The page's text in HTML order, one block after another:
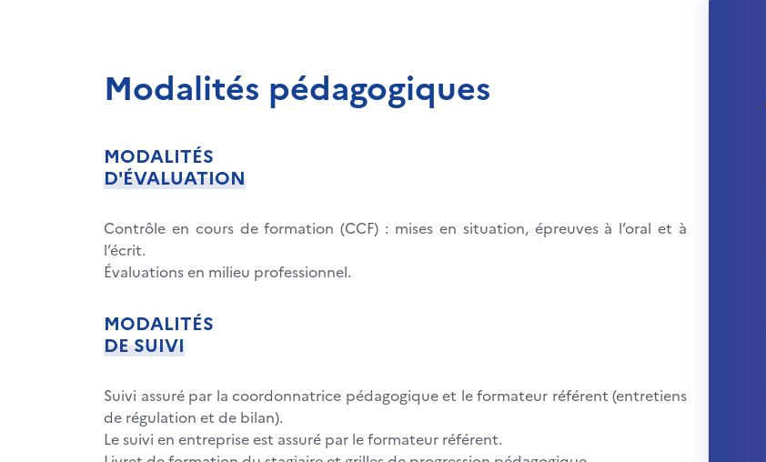
Modalités pédagogiques
MODALITÉS
D'ÉVALUATION
Contrôle en cours de formation (CCF) : mises en situation, épreuves à l’oral et à
l’écrit.
Évaluations en milieu professionnel.
MODALITÉS
DE SUIVI
Suivi assuré par la coordonnatrice pédagogique et le formateur référent (entretiens
de régulation et de bilan).
Le suivi en entreprise est assuré par le formateur référent.